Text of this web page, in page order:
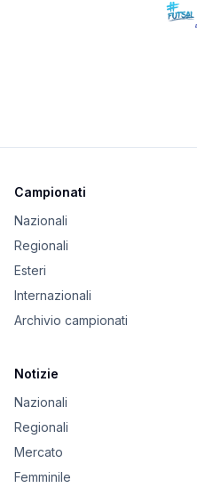
Campionati
Nazionali
Regionali
Esteri
Internazionali
Archivio campionati
Notizie
Nazionali
Regionali
Mercato
Femminile